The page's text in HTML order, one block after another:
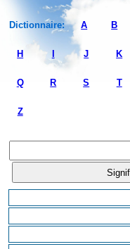
Dictionnaire: A B
H J K
Q R S T
Z